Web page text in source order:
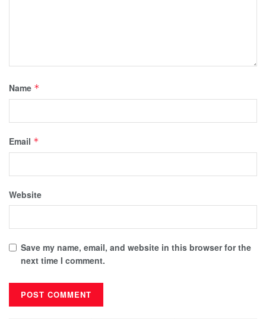
Name *
Email *
Website
Save my name, email, and website in this browser for the
next time I comment.